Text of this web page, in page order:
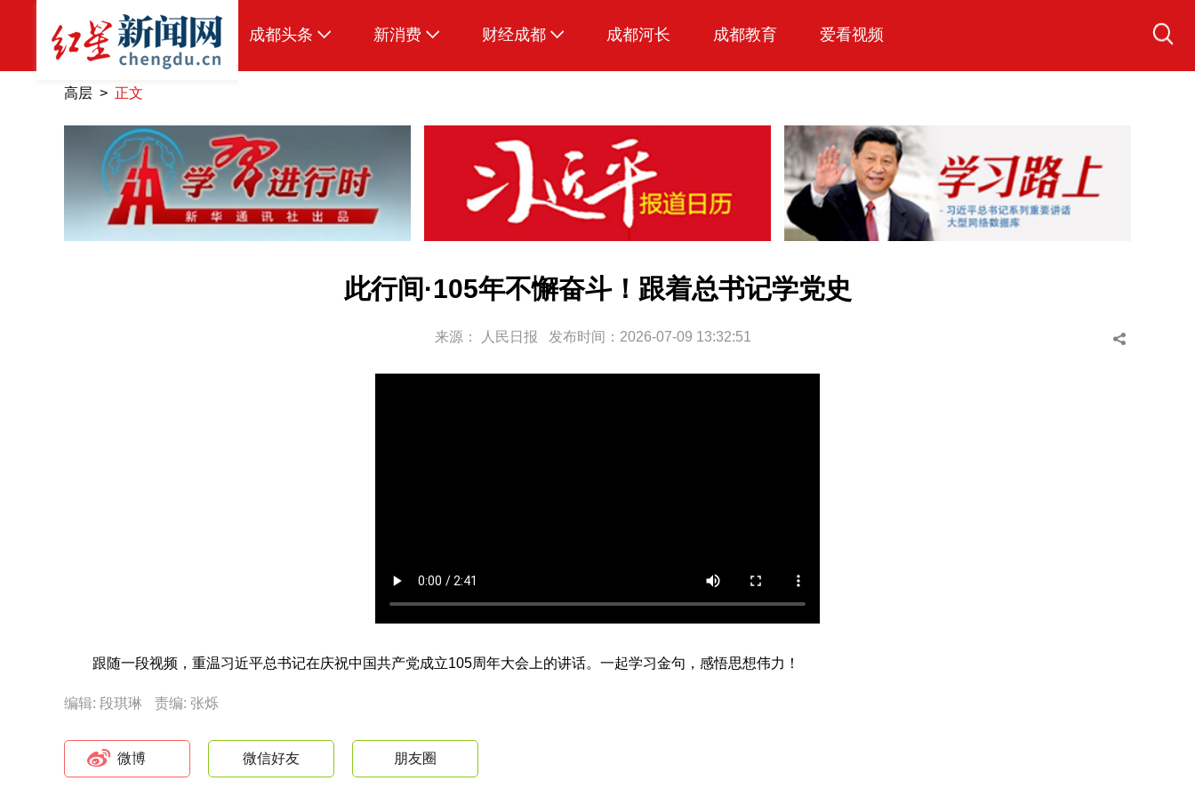
成都头条
本地
国内
头条智造
热点专题
新消费 财经成都 成都河长 成都教育 爱看视频
高层 > 正文
此行间·105年不懈奋斗！跟着总书记学党史
来源： 人民日报 发布时间：2026-07-09 13:32:51
跟随一段视频，重温习近平总书记在庆祝中国共产党成立105周年大会上的讲话。一起学习金句，感悟思想伟力！
编辑: 段琪琳 责编: 张烁
微博 微信好友 朋友圈